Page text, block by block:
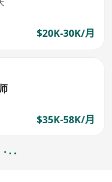
$20K-30K/月
$35K-58K/月